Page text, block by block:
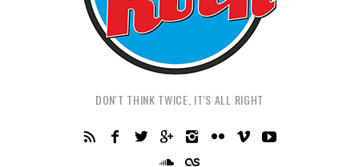
DON'T THINK TWICE, IT'S ALL RIGHT